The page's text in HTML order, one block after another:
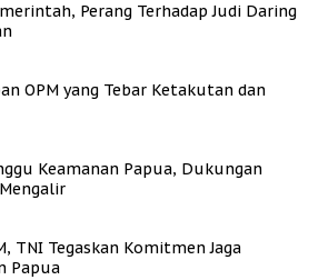
Perang Terhadap Judi Daring
OPM yang Tebar Ketakutan dan
Keamanan Papua, Dukungan
TNI Tegaskan Komitmen Jaga
Papua